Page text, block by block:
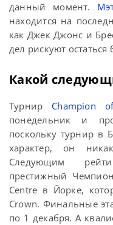
данный момент.
находится на
как Джек Джонс и
дел рискуют остаться
Какой
Турнир Champion
понедельник и
поскольку турнир в
характер, он
Следующим
престижный
Centre в Йорке,
Crown. Финальные
по 1 декабря. А